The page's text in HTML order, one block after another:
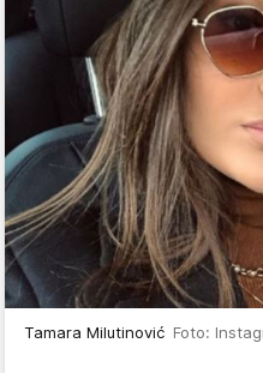
Tamara Milutinović Foto: